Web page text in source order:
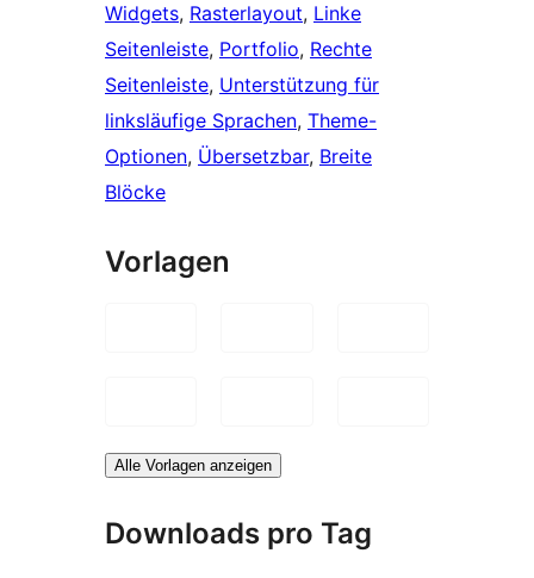
Widgets, Rasterlayout, Linke
Seitenleiste, Portfolio, Rechte
Seitenleiste, Unterstützung für
linksläufige Sprachen, Theme-
Optionen, Übersetzbar, Breite
Blöcke
Vorlagen
Alle Vorlagen anzeigen
Downloads pro Tag